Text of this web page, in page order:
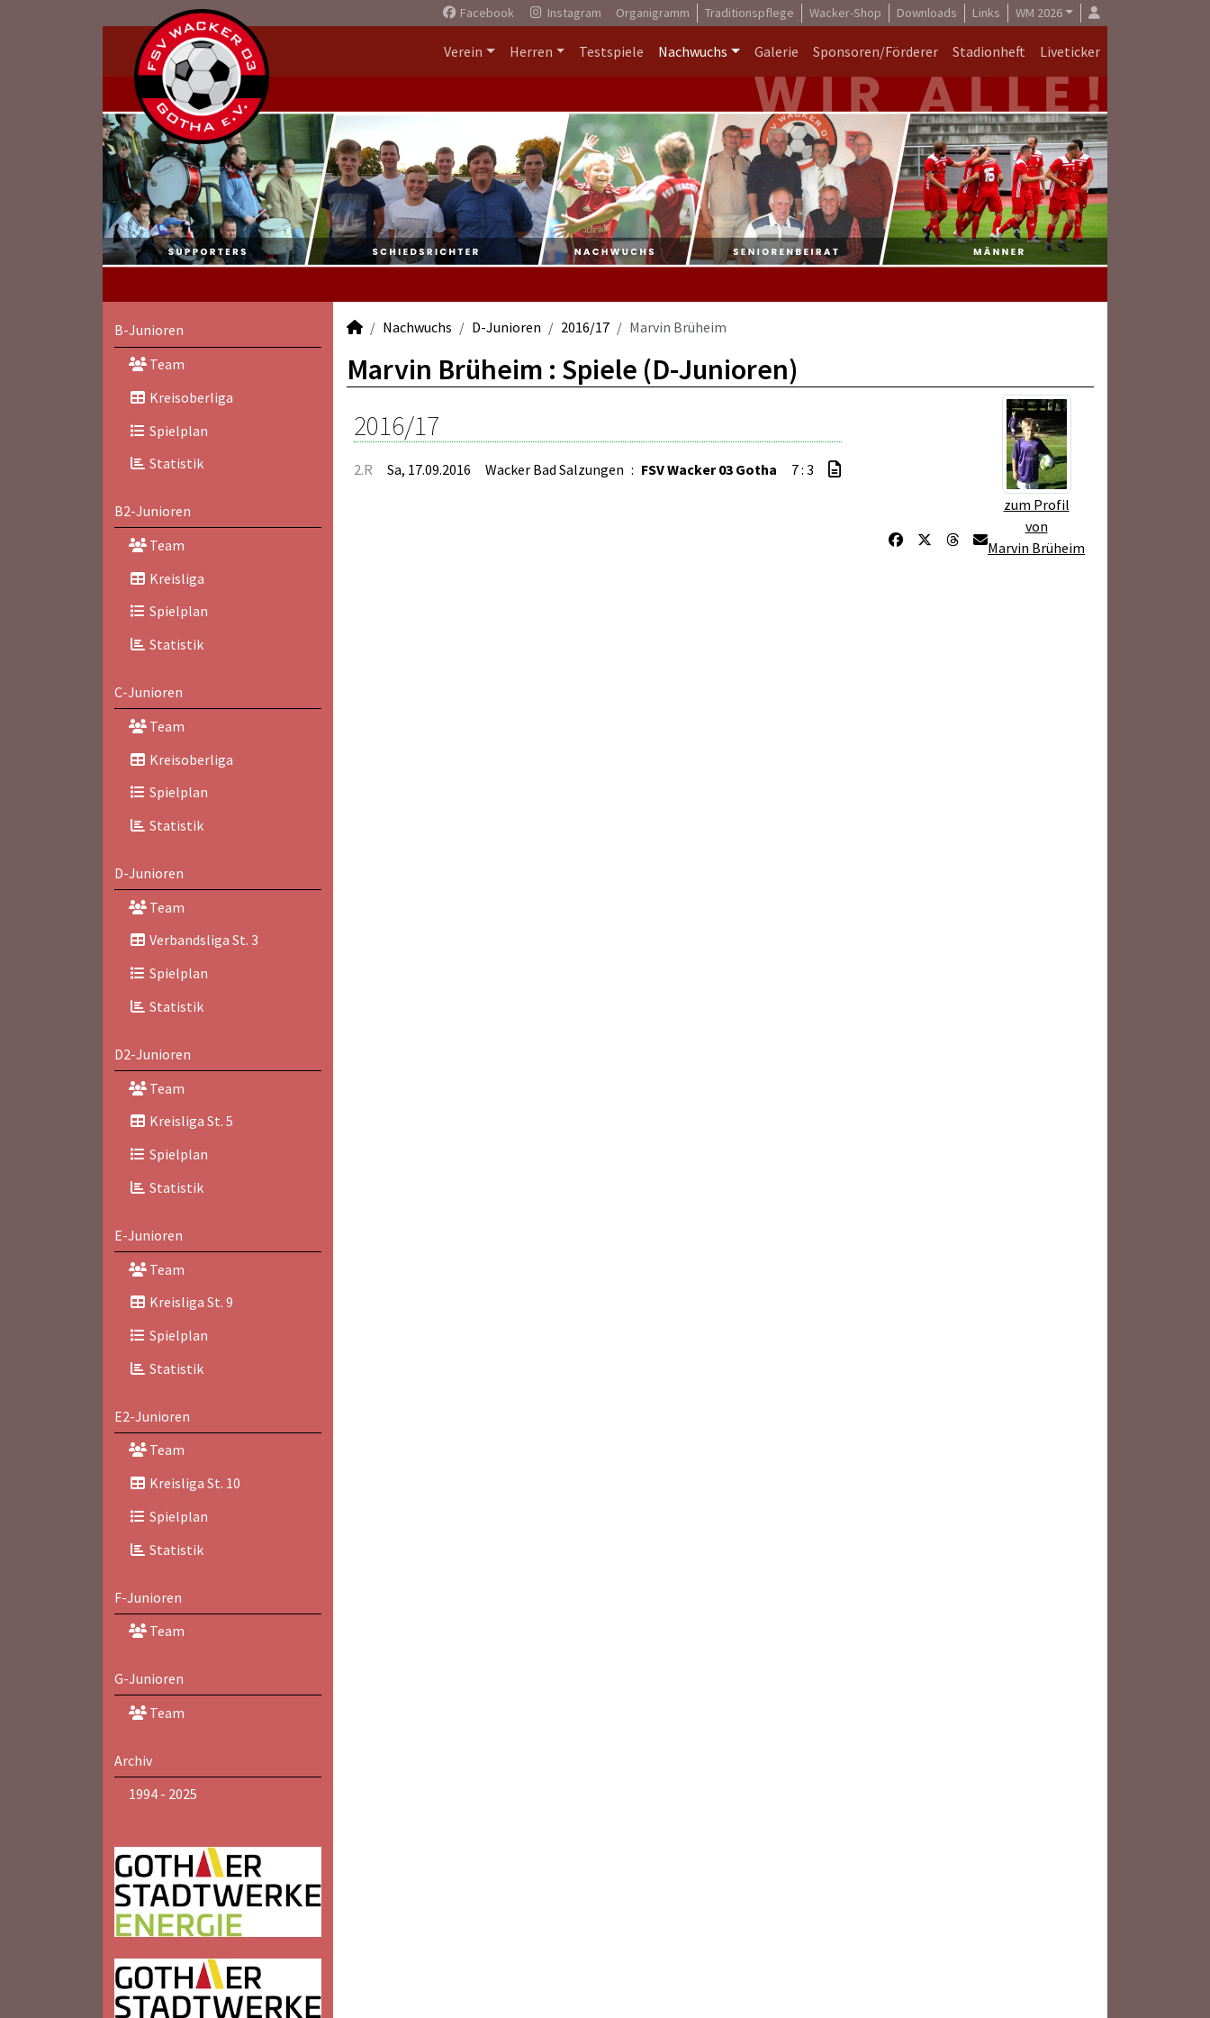
Facebook Instagram Organigramm Traditionspflege Wacker-Shop Downloads Links WM 2026
Verein Herren Testspiele Nachwuchs Galerie Sponsoren/Förderer Stadionheft Liveticker
B-Junioren
Team
Kreisoberliga
Spielplan
Statistik
B2-Junioren
Team
Kreisliga
Spielplan
Statistik
C-Junioren
Team
Kreisoberliga
Spielplan
Statistik
D-Junioren
Team
Verbandsliga St. 3
Spielplan
Statistik
D2-Junioren
Team
Kreisliga St. 5
Spielplan
Statistik
E-Junioren
Team
Kreisliga St. 9
Spielplan
Statistik
E2-Junioren
Team
Kreisliga St. 10
Spielplan
Statistik
F-Junioren
Team
G-Junioren
Team
Archiv
1994 - 2025
Nachwuchs D-Junioren 2016/17 Marvin Brüheim
Marvin Brüheim : Spiele (D-Junioren)
zum Profil
von
Marvin Brüheim
2016/17
2.R Sa, 17.09.2016 Wacker Bad Salzungen : FSV Wacker 03 Gotha 7 : 3